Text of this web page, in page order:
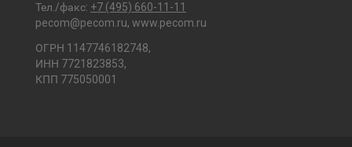
Тел./факс: +7 (495) 660-11-11
pecom@pecom.ru, www.pecom.ru
ОГРН 1147746182748,
ИНН 7721823853,
КПП 775050001